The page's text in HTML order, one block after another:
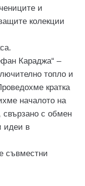
и
колекции
Караджа“ –
топло и
кратка
началото на
свързано с обмен
идеи в
съвместни